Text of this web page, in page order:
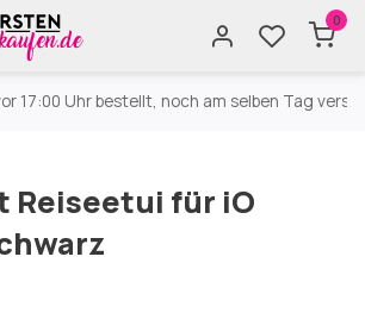
0
17:00 Uhr bestellt, noch am selben Tag
Reiseetui für iO